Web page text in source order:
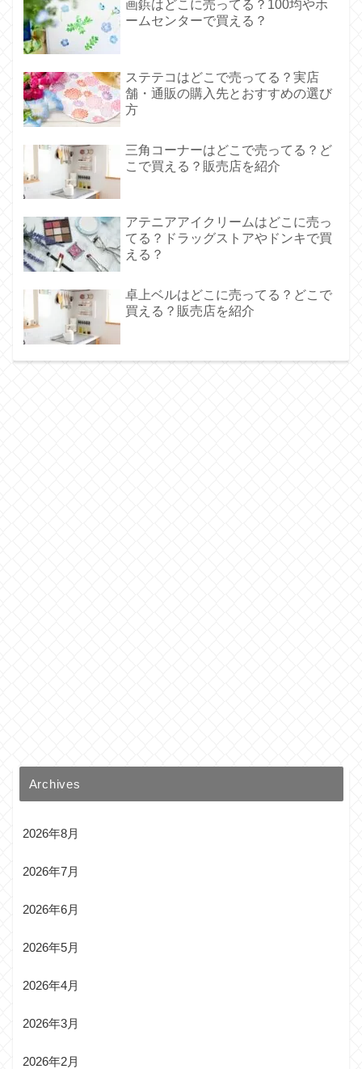
画鋲はどこに売ってる？100均やホ
ームセンターで買える？
ステテコはどこで売ってる？実店
舗・通販の購入先とおすすめの選び
方
三角コーナーはどこで売ってる？ど
こで買える？販売店を紹介
アテニアアイクリームはどこに売っ
てる？ドラッグストアやドンキで買
える？
卓上ベルはどこに売ってる？どこで
買える？販売店を紹介
Archives
2026年8月
2026年7月
2026年6月
2026年5月
2026年4月
2026年3月
2026年2月